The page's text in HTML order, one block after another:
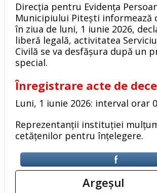
Direcția pentru Evidența
Municipiului Pitești informează
în ziua de luni, 1 iunie 2026,
liberă legală, activitatea
Civilă se va desfășura după un
special.
Înregistrare acte de
Luni, 1 iunie 2026: interval orar
Reprezentanții instituției
cetățenilor pentru înțelegere.
Argeşul